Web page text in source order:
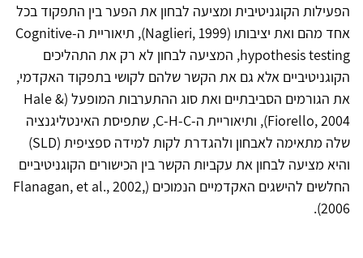
הפעילות הקוגניטיבית ומציעה לבחון את הפער בין התפקוד בכל
אחד מהם ואת יציבותו (Naglieri, 1999), תיאוריית ה-Cognitive
hypothesis testing, המציעה לבחון לא רק את התהליכים
הקוגניטיביים אלא גם את הקשר שלהם לקושי בתפקוד האקדמי,
את הגורמים הסביבתיים ואת סוג ההתערבות המופעל (Hale &
Fiorello, 2004), ותיאוריית ה-C-H-C, שתפיסת האינטליגנציה
שלה מתאימה לאבחון ולהגדרת לקות למידה ספציפית (SLD)
והיא מציעה לבחון את עקביות הקשר בין הכישורים הקוגניטיביים
החלשים להישגים האקדמיים הנמוכים (Flanagan, et al., 2002,
2006).